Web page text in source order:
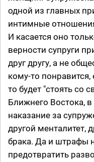
одной из главных
интимные
И касается оно
верности супруги
друг другу, а не
кому-то
то будет "стоять со
Ближнего Востока, в
наказание за
другой менталитет,
брака. Да и штрафы
предотвратить